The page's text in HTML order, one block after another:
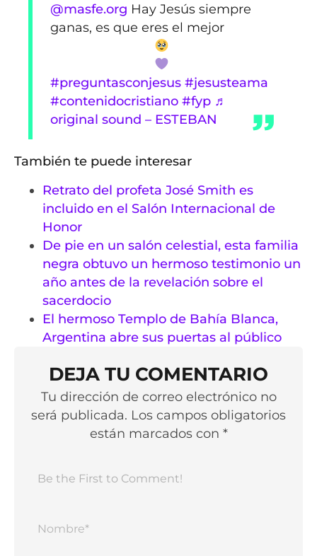
@masfe.org Hay Jesús siempre
ganas, es que eres el mejor
#preguntasconjesus #jesusteama
#contenidocristiano #fyp ♬
original sound – ESTEBAN
También te puede interesar
Retrato del profeta José Smith es
incluido en el Salón Internacional de
Honor
De pie en un salón celestial, esta familia
negra obtuvo un hermoso testimonio un
año antes de la revelación sobre el
sacerdocio
El hermoso Templo de Bahía Blanca,
Argentina abre sus puertas al público
DEJA TU COMENTARIO
Tu dirección de correo electrónico no
será publicada. Los campos obligatorios
están marcados con *